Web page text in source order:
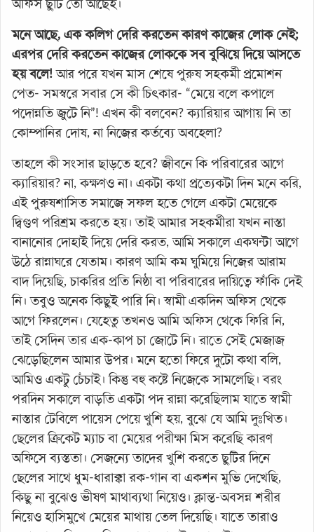
অফিস ছুটি তো আছেই।
মনে আছে, এক কলিগ দেরি করতেন কারণ কাজের লোক নেই;
এরপর দেরি করতেন কাজের লোককে সব বুঝিয়ে দিয়ে আসতে
হয় বলে! আর পরে যখন মাস শেষে পুরুষ সহকর্মী প্রমোশন
পেত- সমস্বরে সবার সে কী চিৎকার- “মেয়ে বলে কপালে
পদোন্নতি জুটে নি”! এখন কী বলবেন? ক্যারিয়ার আগায় নি তা
কোম্পানির দোষ, না নিজের কর্তব্যে অবহেলা?
তাহলে কী সংসার ছাড়তে হবে? জীবনে কি পরিবারের আগে
ক্যারিয়ার? না, কক্ষণও না। একটা কথা প্রত্যেকটা দিন মনে করি,
এই পুরুষশাসিত সমাজে সফল হতে গেলে একটা মেয়েকে
দ্বিগুণ পরিশ্রম করতে হয়। তাই আমার সহকর্মীরা যখন নাস্তা
বানানোর দোহাই দিয়ে দেরি করত, আমি সকালে একঘন্টা আগে
উঠে রান্নাঘরে যেতাম। কারণ আমি কম ঘুমিয়ে নিজের আরাম
বাদ দিয়েছি, চাকরির প্রতি নিষ্ঠা বা পরিবারের দায়িত্বে ফাঁকি দেই
নি। তবুও অনেক কিছুই পারি নি। স্বামী একদিন অফিস থেকে
আগে ফিরলেন। যেহেতু তখনও আমি অফিস থেকে ফিরি নি,
তাই সেদিন তার এক-কাপ চা জোটে নি। রাতে সেই মেজাজ
ঝেড়েছিলেন আমার উপর। মনে হতো ফিরে দুটো কথা বলি,
আমিও একটু চেঁচাই। কিন্তু বহু কষ্টে নিজেকে সামলেছি। বরং
পরদিন সকালে বাড়তি একটা পদ রান্না করেছিলাম যাতে স্বামী
নাস্তার টেবিলে পায়েস পেয়ে খুশি হয়, বুঝে যে আমি দুঃখিত।
ছেলের ক্রিকেট ম্যাচ বা মেয়ের পরীক্ষা মিস করেছি কারণ
অফিসে ব্যস্ততা। সেজন্যে তাদের খুশি করতে ছুটির দিনে
ছেলের সাথে ধুম-ধারাক্কা রক-গান বা একশন মুভি দেখেছি,
কিছু না বুঝেও ভীষণ মাথাব্যথা নিয়েও। ক্লান্ত-অবসন্ন শরীর
নিয়েও হাসিমুখে মেয়ের মাথায় তেল দিয়েছি। যাতে তারাও